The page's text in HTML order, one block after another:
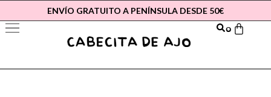
ENVÍO GRATUITO A PENÍNSULA DESDE 50€
0